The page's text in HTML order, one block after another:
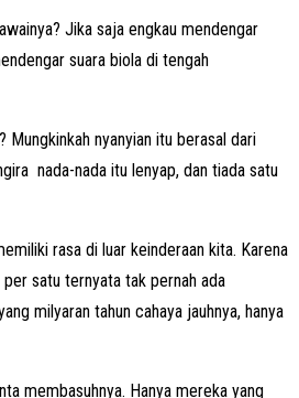
Jika saja engkau mendengar
suara biola di tengah
nyanyian itu berasal dari
nada-nada itu lenyap, dan tiada satu
rasa di luar keinderaan kita. Karena
per satu ternyata tak pernah ada
milyaran tahun cahaya jauhnya, hanya
membasuhnya. Hanya mereka yang